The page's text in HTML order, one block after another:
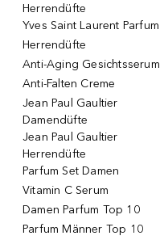
Herrendüfte
Yves Saint Laurent Parfum
Herrendüfte
Anti-Aging Gesichtsserum
Anti-Falten Creme
Jean Paul Gaultier
Damendüfte
Jean Paul Gaultier
Herrendüfte
Parfum Set Damen
Vitamin C Serum
Damen Parfum Top 10
Parfum Männer Top 10